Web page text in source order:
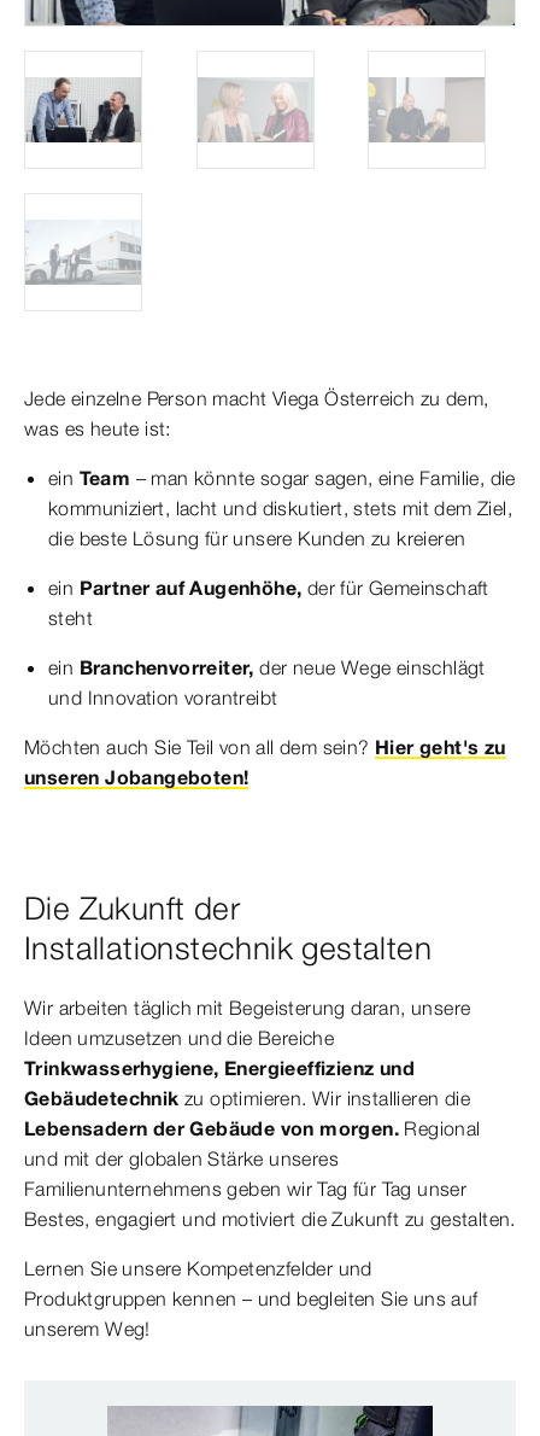
Jede einzelne Person macht Viega Österreich zu dem,
was es heute ist:
ein Team – man könnte sogar sagen, eine Familie, die
kommuniziert, lacht und diskutiert, stets mit dem Ziel,
die beste Lösung für unsere Kunden zu kreieren
ein Partner auf Augenhöhe, der für Gemeinschaft
steht
ein Branchenvorreiter, der neue Wege einschlägt
und Innovation vorantreibt
Möchten auch Sie Teil von all dem sein? Hier geht's zu
unseren Jobangeboten!
Die Zukunft der
Installationstechnik gestalten
Wir arbeiten täglich mit Begeisterung daran, unsere
Ideen umzusetzen und die Bereiche
Trinkwasserhygiene, Energieeffizienz und
Gebäudetechnik zu optimieren. Wir installieren die
Lebensadern der Gebäude von morgen. Regional
und mit der globalen Stärke unseres
Familienunternehmens geben wir Tag für Tag unser
Bestes, engagiert und motiviert die Zukunft zu gestalten.
Lernen Sie unsere Kompetenzfelder und
Produktgruppen kennen – und begleiten Sie uns auf
unserem Weg!